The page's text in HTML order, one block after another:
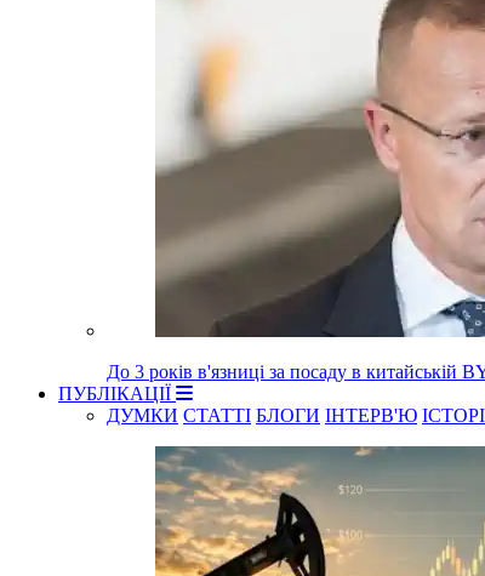
До 3 років в'язниці за посаду в китайській
ПУБЛІКАЦІЇ
ДУМКИ СТАТТІ БЛОГИ ІНТЕРВ'Ю